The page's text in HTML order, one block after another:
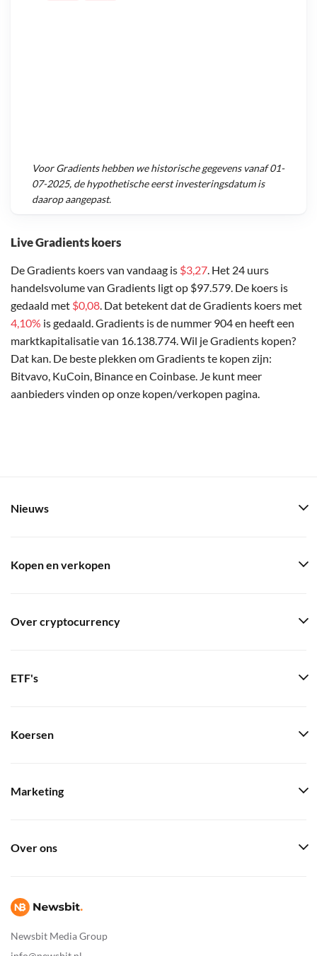
Live Gradients koers
De Gradients koers van vandaag is $3,27. Het 24 uurs
handelsvolume van Gradients ligt op $97.579. De koers is
gedaald met $0,08. Dat betekent dat de Gradients koers met
4,10% is gedaald. Gradients is de nummer 904 en heeft een
marktkapitalisatie van 16.138.774. Wil je Gradients kopen?
Dat kan. De beste plekken om Gradients te kopen zijn:
Bitvavo, KuCoin, Binance en Coinbase. Je kunt meer
aanbieders vinden op onze kopen/verkopen pagina.
VoorGradientshebben we historische gegevens vanaf01-
07-2025, de hypothetische eerst investeringsdatum is
daarop aangepast.
Newsbit Media Group
Nieuws
Kopen en verkopen
Over cryptocurrency
ETF's
Koersen
Marketing
Over ons